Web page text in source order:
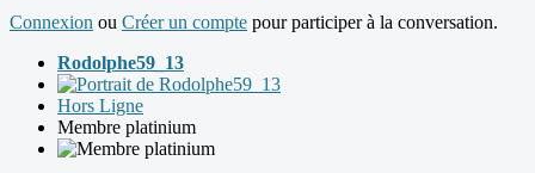
Connexion ou Créer un compte pour participer à la conversation.
Rodolphe59_13
Hors Ligne
Membre platinium